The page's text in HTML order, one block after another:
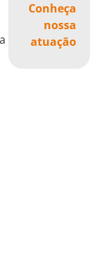
Conheça
nossa
atuação